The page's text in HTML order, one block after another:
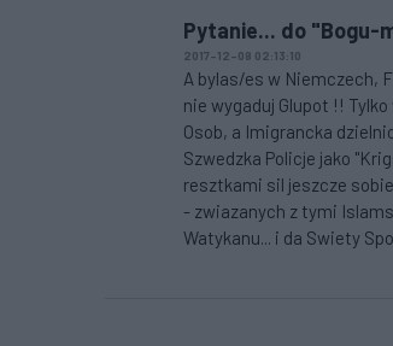
Pytanie... do "Bogu-
2017-12-08 02:13:10
A bylas/es w Niemczech,
nie wygaduj Glupot !!
Osob, a Imigrancka
Szwedzka Policje jako
resztkami sil jeszcze
- zwiazanych z tymi
Watykanu... i da Swiety